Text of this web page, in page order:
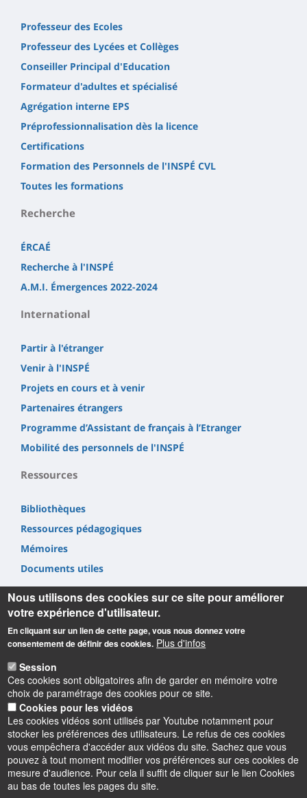
Professeur des Ecoles
Professeur des Lycées et Collèges
Conseiller Principal d'Education
Formateur d'adultes et spécialisé
Agrégation interne EPS
Préprofessionnalisation dès la licence
Certifications
Formation des Personnels de l'INSPÉ CVL
Toutes les formations
Recherche
ÉRCAÉ
Recherche à l'INSPÉ
A.M.I. Émergences 2022-2024
International
Partir à l'étranger
Venir à l'INSPÉ
Projets en cours et à venir
Partenaires étrangers
Programme d’Assistant de français à l’Etranger
Mobilité des personnels de l'INSPÉ
Ressources
Bibliothèques
Ressources pédagogiques
Mémoires
Documents utiles
INSPÉ Centre Val de Loire
72 Rue du Faubourg de Bourgogne
45000 Orléans
02 38 49 26 00
contact.inspe@univ-orleans.fr
Nous utilisons des cookies sur ce site pour améliorer
votre expérience d'utilisateur.
En cliquant sur un lien de cette page, vous nous donnez votre
consentement de définir des cookies. Plus d'infos
Session
Ces cookies sont obligatoires afin de garder en mémoire votre
choix de paramétrage des cookies pour ce site.
Cookies pour les vidéos
Les cookies vidéos sont utilisés par Youtube notamment pour
stocker les préférences des utilisateurs. Le refus de ces cookies
vous empêchera d'accéder aux vidéos du site. Sachez que vous
pouvez à tout moment modifier vos préférences sur ces cookies de
mesure d'audience. Pour cela il suffit de cliquer sur le lien Cookies
au bas de toutes les pages du site.